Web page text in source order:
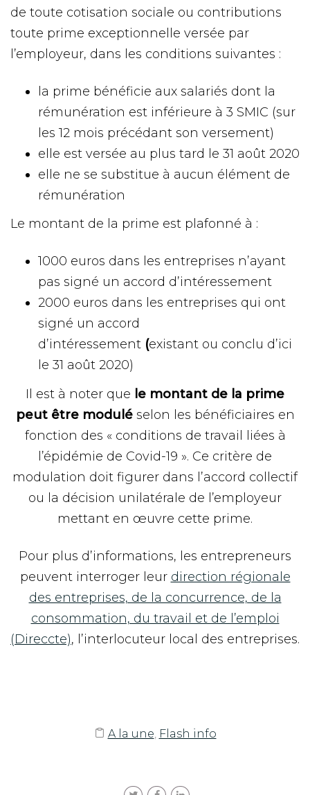
de toute cotisation sociale ou contributions
toute prime exceptionnelle versée par
l’employeur, dans les conditions suivantes :
la prime bénéficie aux salariés dont la
rémunération est inférieure à 3 SMIC (sur
les 12 mois précédant son versement)
elle est versée au plus tard le 31 août 2020
elle ne se substitue à aucun élément de
rémunération
Le montant de la prime est plafonné à :
1000 euros dans les entreprises n’ayant
pas signé un accord d’intéressement
2000 euros dans les entreprises qui ont
signé un accord
d’intéressement (existant ou conclu d’ici
le 31 août 2020)
Il est à noter que le montant de la prime
peut être moduléselon les bénéficiaires en
fonction des « conditions de travail liées à
l’épidémie de Covid-19 ». Ce critère de
modulation doit figurer dans l’accord collectif
ou la décision unilatérale de l’employeur
mettant en œuvre cette prime.
Pour plus d’informations, les entrepreneurs
peuvent interroger leur direction régionale
des entreprises, de la concurrence, de la
consommation, du travail et de l’emploi
(Direccte), l’interlocuteur local des entreprises.
A la une Flash info